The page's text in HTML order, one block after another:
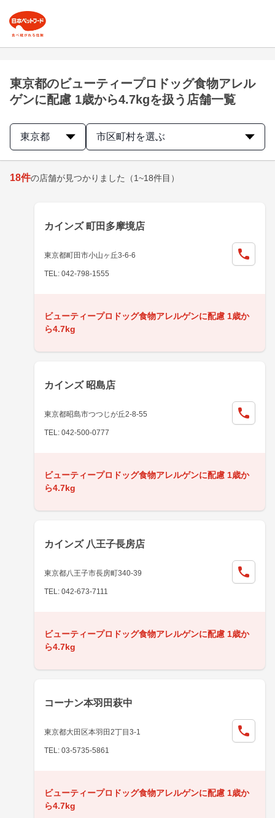
東京都のビューティープロドッグ食物アレル
ゲンに配慮 1歳から4.7kgを扱う店舗一覧
東京都 市区町村を選ぶ
18件の店舗が見つかりました （1~18件目）
カインズ 町田多摩境店
東京都町田市小山ヶ丘3-6-6
TEL: 042-798-1555
ビューティープロドッグ食物アレルゲンに配慮 1歳か
ら4.7kg
カインズ 昭島店
東京都昭島市つつじが丘2-8-55
TEL: 042-500-0777
ビューティープロドッグ食物アレルゲンに配慮 1歳か
ら4.7kg
カインズ 八王子長房店
東京都八王子市長房町340-39
TEL: 042-673-7111
ビューティープロドッグ食物アレルゲンに配慮 1歳か
ら4.7kg
コーナン本羽田萩中
東京都大田区本羽田2丁目3-1
TEL: 03-5735-5861
ビューティープロドッグ食物アレルゲンに配慮 1歳か
ら4.7kg